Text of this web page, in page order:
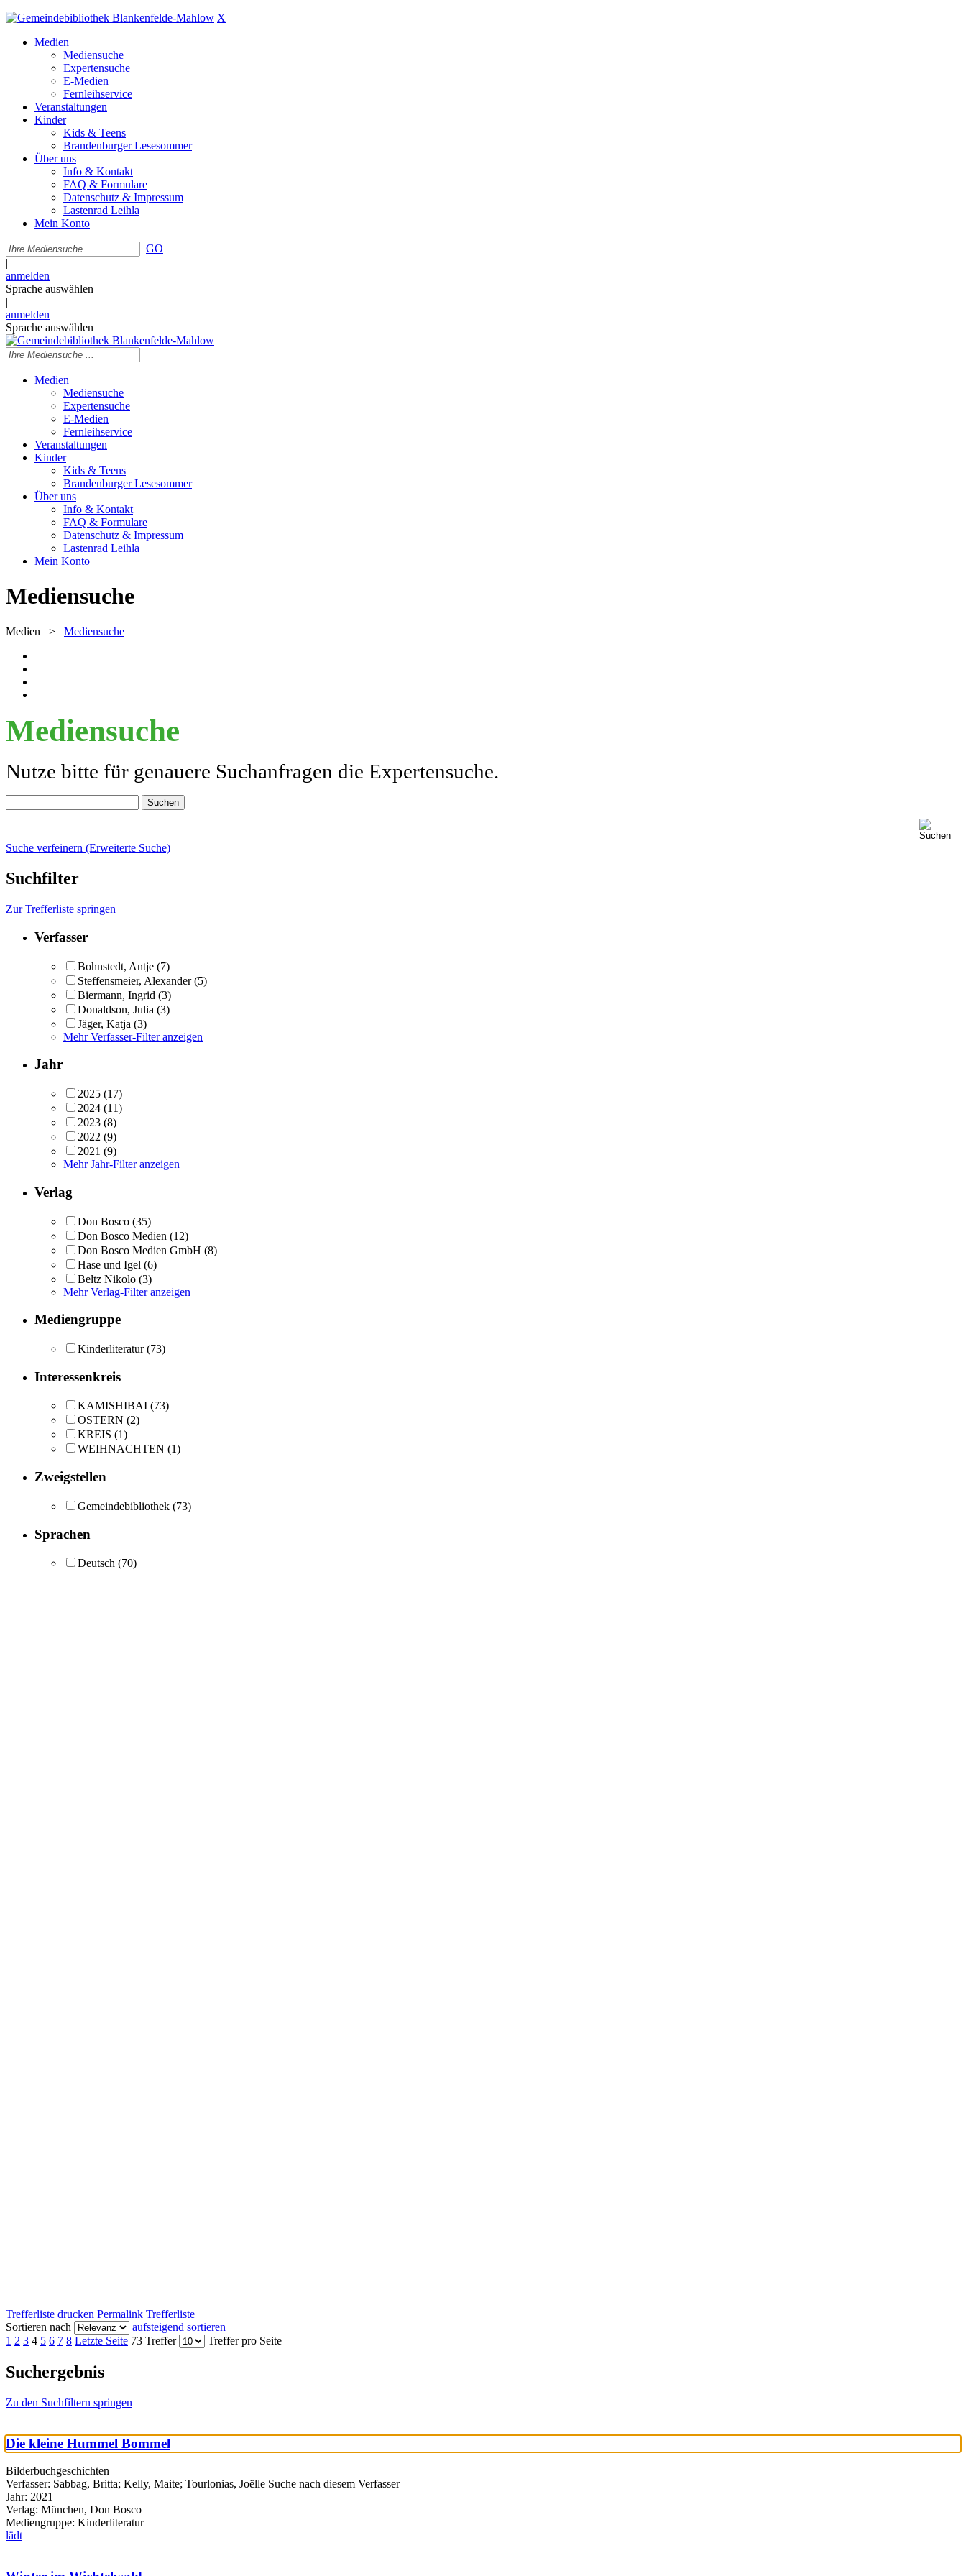
X
Medien
Mediensuche
Expertensuche
E-Medien
Fernleihservice
Veranstaltungen
Kinder
Kids & Teens
Brandenburger Lesesommer
Über uns
Info & Kontakt
FAQ & Formulare
Datenschutz & Impressum
Lastenrad Leihla
Mein Konto
GO
|
anmelden
Sprache auswählen
|
anmelden
Sprache auswählen
Medien
Mediensuche
Expertensuche
E-Medien
Fernleihservice
Veranstaltungen
Kinder
Kids & Teens
Brandenburger Lesesommer
Über uns
Info & Kontakt
FAQ & Formulare
Datenschutz & Impressum
Lastenrad Leihla
Mein Konto
Mediensuche
Medien > Mediensuche
Mediensuche
Nutze bitte für genauere Suchanfragen die Expertensuche.
Suche verfeinern (Erweiterte Suche)
Suchfilter
Zur Trefferliste springen
Verfasser
Bohnstedt, Antje (7)
Steffensmeier, Alexander (5)
Biermann, Ingrid (3)
Donaldson, Julia (3)
Jäger, Katja (3)
Mehr Verfasser-Filter anzeigen
Jahr
2025 (17)
2024 (11)
2023 (8)
2022 (9)
2021 (9)
Mehr Jahr-Filter anzeigen
Verlag
Don Bosco (35)
Don Bosco Medien (12)
Don Bosco Medien GmbH (8)
Hase und Igel (6)
Beltz Nikolo (3)
Mehr Verlag-Filter anzeigen
Mediengruppe
Kinderliteratur (73)
Interessenkreis
KAMISHIBAI (73)
OSTERN (2)
KREIS (1)
WEIHNACHTEN (1)
Zweigstellen
Gemeindebibliothek (73)
Sprachen
Deutsch (70)
Trefferliste drucken Permalink Trefferliste
Sortieren nach
aufsteigend sortieren
1 2 3 4 5 6 7 8 Letzte Seite 73 Treffer Treffer pro Seite
Suchergebnis
Zu den Suchfiltern springen
Die kleine Hummel Bommel
Bilderbuchgeschichten
Verfasser: Sabbag, Britta; Kelly, Maite; Tourlonias, Joëlle Suche nach diesem Verfasser
Jahr: 2021
Verlag: München, Don Bosco
Mediengruppe: Kinderliteratur
lädt